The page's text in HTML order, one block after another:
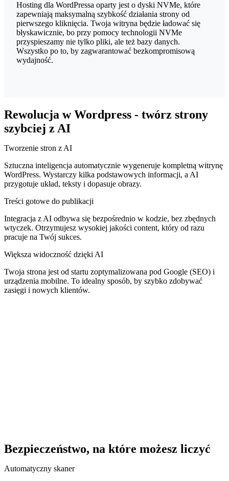
Hosting dla WordPressa oparty jest o dyski NVMe, które
zapewniają maksymalną szybkość działania strony od
pierwszego kliknięcia. Twoja witryna będzie ładować się
błyskawicznie, bo przy pomocy technologii NVMe
przyspieszamy nie tylko pliki, ale też bazy danych.
Wszystko po to, by zagwarantować bezkompromisową
wydajność.
Rewolucja w Wordpress - twórz strony
szybciej z AI
Tworzenie stron z AI
Sztuczna inteligencja automatycznie wygeneruje kompletną witrynę
WordPress. Wystarczy kilka podstawowych informacji, a AI
przygotuje układ, teksty i dopasuje obrazy.
Treści gotowe do publikacji
Integracja z AI odbywa się bezpośrednio w kodzie, bez zbędnych
wtyczek. Otrzymujesz wysokiej jakości content, który od razu
pracuje na Twój sukces.
Większa widoczność dzięki AI
Twoja strona jest od startu zoptymalizowana pod Google (SEO) i
urządzenia mobilne. To idealny sposób, by szybko zdobywać
zasięgi i nowych klientów.
Bezpieczeństwo, na które możesz liczyć
Automatyczny skaner